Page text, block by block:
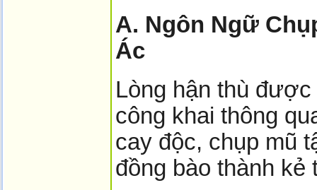
A. Ngôn Ngữ
Ác
Lòng hận thù
công khai thông
cay độc, chụp mũ
đồng bào thành kẻ